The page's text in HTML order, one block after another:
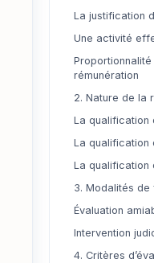
La justification
Une activité
rémunération
2. Nature de la
La qualification
La qualification
La qualification
3. Modalités de
Évaluation
Intervention
4. Critères